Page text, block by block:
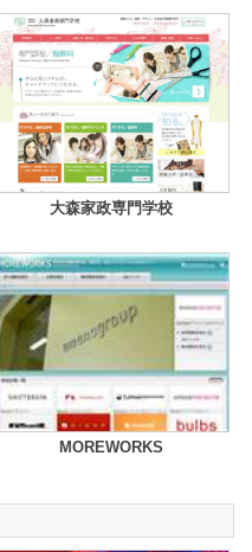
大森家政専門学校
MOREWORKS